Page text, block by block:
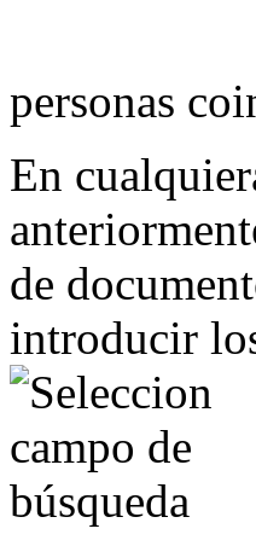
personas
En
de
introducir